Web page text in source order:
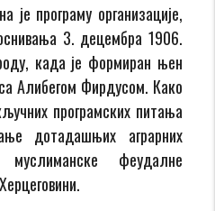
је програму организације,
3. децембра 1906.
када је формиран њен
Алибегом Фирдусом. Како
програмских питања
дотадашњих аграрних
феудалне